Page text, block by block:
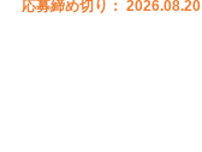
応募締め切り： 2026.08.20